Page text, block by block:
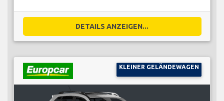
DETAILS ANZEIGEN...
KLEINER GELÄNDEWAGEN